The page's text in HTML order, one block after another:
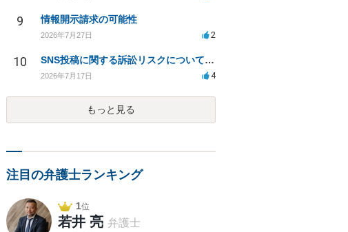
9 情報開示請求の可能性
2026年7月27日 2
10 SNS投稿に関する訴訟リスクについての相談
2026年7月17日 4
もっと見る
注目の弁護士ランキング
1位
若井 亮 弁護士